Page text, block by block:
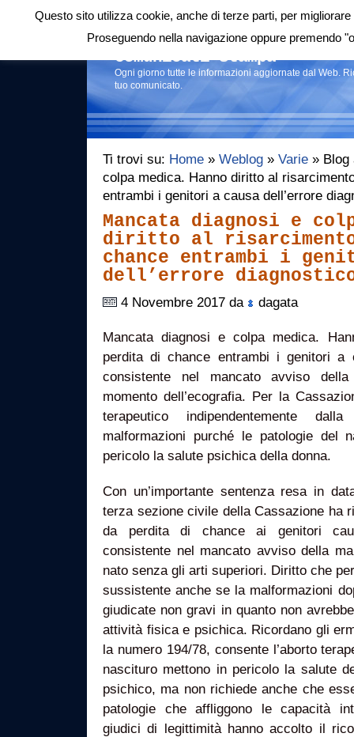
Login|RSS |
Comunicati stampa
Ogni giorno tutte le informazioni aggiornate dal Web.
tuo comunicato.
Ti trovi su: Home » Weblog » Varie » Blog
colpa medica. Hanno diritto al
entrambi i genitori a causa dell’errore
Mancata diagnosi e
diritto al
chance entrambi i
dell’errore
4 Novembre 2017 da dagata
Mancata diagnosi e colpa medica.
perdita di chance entrambi i genitori a
consistente nel mancato avviso
momento dell’ecografia. Per la
terapeutico indipendentemente
malformazioni purché le patologie del
pericolo la salute psichica della donna.
Con un’importante sentenza resa in
terza sezione civile della Cassazione ha
da perdita di chance ai genitori
consistente nel mancato avviso della
nato senza gli arti superiori. Diritto che
sussistente anche se la malformazioni
giudicate non gravi in quanto non
attività fisica e psichica. Ricordano gli
la numero 194/78, consente l’aborto
nascituro mettono in pericolo la salute
psichico, ma non richiede anche che
patologie che affliggono le capacità
giudici di legittimità hanno accolto il
Questo sito utilizza cookie, anche di terze parti, per
Proseguendo nella navigazione oppure premendo